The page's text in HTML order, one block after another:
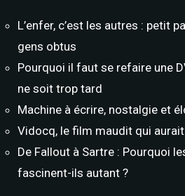
L’enfer, c’est les autres : petit
gens obtus
Pourquoi il faut se refaire une
ne soit trop tard
Machine à écrire, nostalgie et
Vidocq, le film maudit qui
De Fallout à Sartre : Pourquoi
fascinent-ils autant ?